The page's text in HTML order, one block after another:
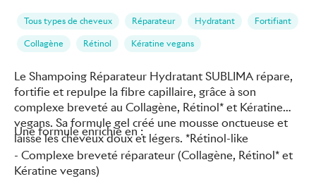
Tous types de cheveux Réparateur Hydratant Fortifiant
Collagène Rétinol Kératine vegans
Le Shampoing Réparateur Hydratant SUBLIMA répare,
fortifie et repulpe la fibre capillaire, grâce à son
complexe breveté au Collagène, Rétinol* et Kératine
vegans. Sa formule gel créé une mousse onctueuse et
laisse les cheveux doux et légers. *Rétinol-like
Une formule enrichie en :
- Complexe breveté réparateur (Collagène, Rétinol* et
Kératine vegans)